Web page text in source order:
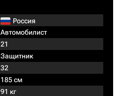
Россия
Автомобилист
21
Защитник
32
185 см
91 кг